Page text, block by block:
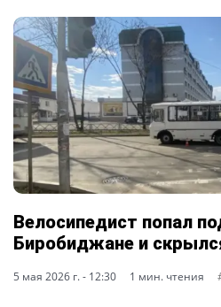
Велосипедист попал
Биробиджане и
5 мая 2026 г. - 12:30 1 мин. чтения